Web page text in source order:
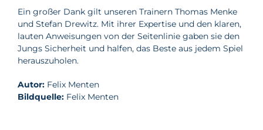
Ein großer Dank gilt unseren Trainern Thomas Menke
und Stefan Drewitz. Mit ihrer Expertise und den klaren,
lauten Anweisungen von der Seitenlinie gaben sie den
Jungs Sicherheit und halfen, das Beste aus jedem Spiel
herauszuholen.
Autor: Felix Menten
Bildquelle: Felix Menten